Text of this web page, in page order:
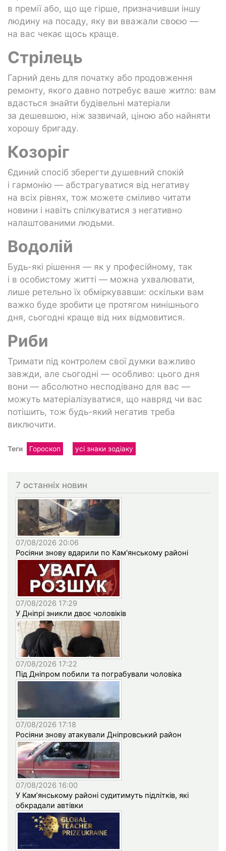
в премії або, що ще гірше, призначивши іншу
людину на посаду, яку ви вважали своєю —
на вас чекає щось краще.
Стрілець
Гарний день для початку або продовження
ремонту, якого давно потребує ваше житло: вам
вдасться знайти будівельні матеріали
за дешевшою, ніж зазвичай, ціною або найняти
хорошу бригаду.
Козоріг
Єдиний спосіб зберегти душевний спокій
і гармонію — абстрагуватися від негативу
на всіх рівнях, тож можете сміливо читати
новини і навіть спілкуватися з негативно
налаштованими людьми.
Водолій
Будь-які рішення — як у професійному, так
і в особистому житті — можна ухвалювати,
лише ретельно їх обміркувавши: оскільки вам
важко буде зробити це протягом нинішнього
дня, сьогодні краще від них відмовитися.
Риби
Тримати під контролем свої думки важливо
завжди, але сьогодні — особливо: цього дня
вони — абсолютно несподівано для вас —
можуть матеріалізуватися, що навряд чи вас
потішить, тож будь-який негатив треба
виключити.
Теги Гороскоп усі знаки зодіаку
7 останніх новин
07/08/2026 20:06
Росіяни знову вдарили по Кам'янському районі
07/08/2026 17:29
У Дніпрі зникли двоє чоловіків
07/08/2026 17:22
Під Дніпром побили та пограбували чоловіка
07/08/2026 17:18
Росіяни знову атакували Дніпровський район
07/08/2026 16:00
У Кам’янському районі судитимуть підлітків, які
обкрадали автівки